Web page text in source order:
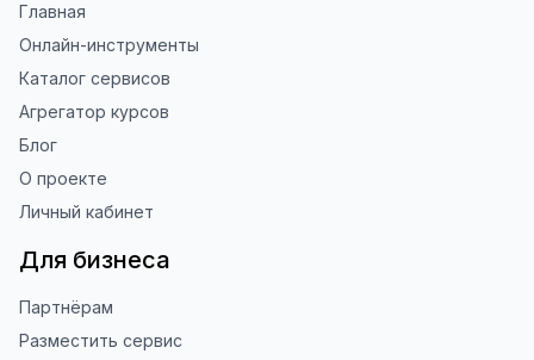
Главная
Онлайн-инструменты
Каталог сервисов
Агрегатор курсов
Блог
О проекте
Личный кабинет
Для бизнеса
Партнёрам
Разместить сервис